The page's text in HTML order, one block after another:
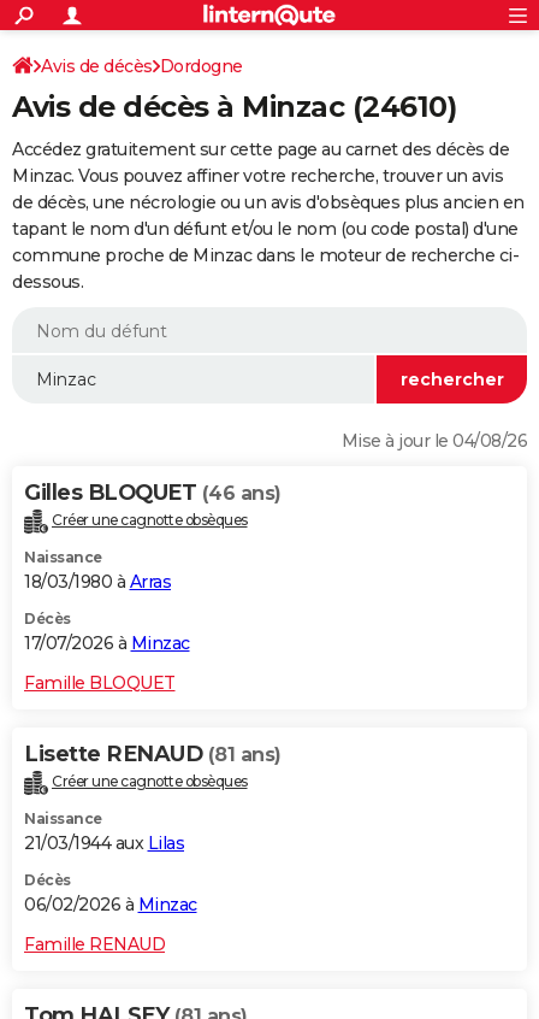
ACTUALITÉS
Politique
Société
Faits Divers
Education
Monde
Villes
+
SPORT
Coupe du monde 2026
Football
Tennis
Cyclisme
Rugby
Forum
Programme TV
TNT
Streaming
Cinéma
Sorties cinéma
Musique
+
FINANCE
Retraite
Epargne
Immobilier
Risques naturels par ville
Assurance
AUTO
Essais
Réserver un essai
Citadines
Berlines
SUV
Forum auto
+
HIGH-TECH
BRICOLAGE
WEEK-END
Alimentation
Guide de la santé
Maladies
Médicaments
Sommeil
VOYAGE
Destinations
City break
Voyage nature
Voyage de noces
Forum
Climat
+PHOTO
GUIDES D'ACHAT
Carte de Noël
Carte Bonne année
Carte Saint-Valentin
Carte Pâques
Carte d'anniversaire
DICTIONNAIRE
Dictionnaire
Biographies
Citations
Expressions
Proverbes
PROGRAMME TV
S'inscrire
Se connecter
Lycées
Collèges
Primaires
Universités
Entreprises
Service militaire
Avis de recherche
AVIS DE DÉCÈS
FORUM
Avis de décès Dordogne
Avis de décès à Minzac (24610)
Accédez gratuitement sur cette page au carnet des décès de
Minzac. Vous pouvez affiner votre recherche, trouver un avis
de décès, une nécrologie ou un avis d'obsèques plus ancien en
tapant le nom d'un défunt et/ou le nom (ou code postal) d'une
commune proche de Minzac dans le moteur de recherche ci-
dessous.
Mise à jour le 04/08/26
Gilles BLOQUET (46 ans)
Créer une cagnotte obsèques
Naissance
18/03/1980 à Arras
Décès
17/07/2026 à Minzac
Famille BLOQUET
Lisette RENAUD (81 ans)
Créer une cagnotte obsèques
Naissance
21/03/1944 aux Lilas
Décès
06/02/2026 à Minzac
Famille RENAUD